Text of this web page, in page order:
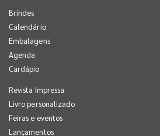
Brindes
Calendário
Embalagens
Agenda
Cardápio
Revista Impressa
Livro personalizado
Feiras e eventos
Lançamentos